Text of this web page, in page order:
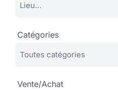
Catégories
Vente/Achat